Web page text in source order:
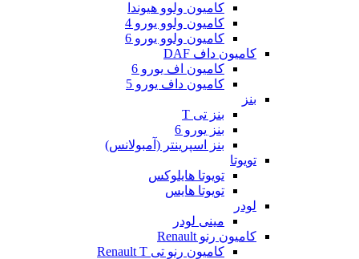
کامیون ولوو هیوندا
کامیون ولوو یورو 4
کامیون ولوو یورو 6
کامیون داف DAF
کامیون اف یورو 6
کامیون داف یورو 5
بنز
بنز تی T
بنز یورو 6
بنز اسپرینتر (آمبولانس)
تویوتا
تویوتا هایلوکس
تویوتا هایس
لودر
مینی لودر
کامیون رنو Renault
کامیون رنو تی Renault T